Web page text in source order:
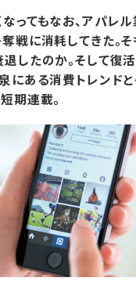
ってもなお、アパレ
戦に消耗してきた。そ
したのか。そして復
にある消費トレンド
期連載。